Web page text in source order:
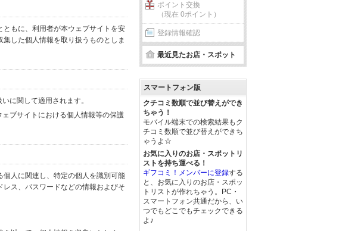
もに、利用者が本ウェブサイトを安
した個人情報を取り扱うものとしま
に関して適用されます。
ブサイトにおける個人情報等の保護
個人に関連し、特定の個人を識別可能
ス、パスワードなどの情報およびそ
ポイント交換
（現在 0ポイント）
登録情報確認
最近見たお店・スポット
スマートフォン版
クチコミ数順で並び替えができ
ちゃう！
モバイル端末での検索結果もク
チコミ数順で並び替えができち
ゃうよ☆
お気に入りのお店・スポットリ
ストを持ち運べる！
ギフコミ！メンバーに登録する
と、お気に入りのお店・スポッ
トリストが作れちゃう。PC・
スマートフォン共通だから、い
つでもどこでもチェックできる
よ♪